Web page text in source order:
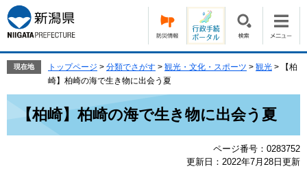
ー
ジ
の
で
ニ
ュ
ー
ば
本
現在地 トップページ > 分類でさがす > 観光・文化・スポーツ > 観光 >
【柏
崎】柏崎の海で生き物に出会う夏
【柏崎】柏崎の海で生き物に出会う夏
ページ番号：0283752
更新日：2022年7月28日更新